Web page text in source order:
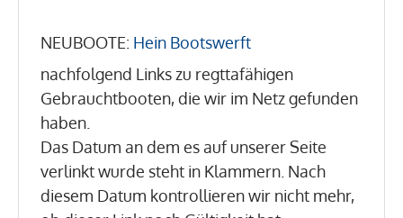
NEUBOOTE: Hein Bootswerft
nachfolgend Links zu regttafähigen
Gebrauchtbooten, die wir im Netz gefunden
haben.
Das Datum an dem es auf unserer Seite
verlinkt wurde steht in Klammern. Nach
diesem Datum kontrollieren wir nicht mehr,